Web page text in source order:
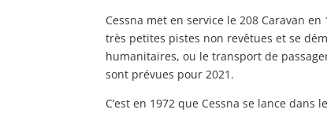
Cessna met en service le 208 Caravan
très petites pistes non revêtues et se
humanitaires, ou le transport de
sont prévues pour 2021.
C’est en 1972 que Cessna se lance